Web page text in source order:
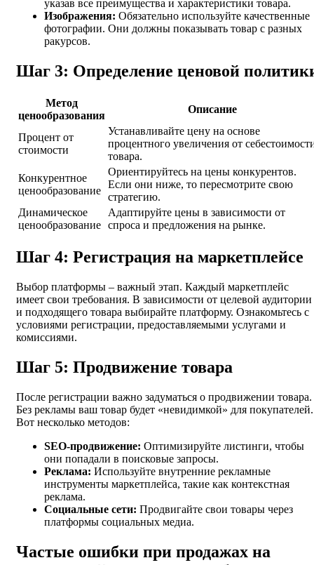
указав все преимущества и характеристики товара.
Изображения: Обязательно используйте качественные
фотографии. Они должны показывать товар с разных
ракурсов.
Шаг 3: Определение ценовой
Метод
ценообразования
Описание
Процент от
стоимости
Устанавливайте цену на основе
процентного увеличения от
товара.
Конкурентное
ценообразование
Ориентируйтесь на цены конкурентов.
Если они ниже, то пересмотрите свою
стратегию.
Динамическое
ценообразование
Адаптируйте цены в зависимости от
спроса и предложения на рынке.
Шаг 4: Регистрация на маркетплейсе
Выбор платформы – важный этап. Каждый маркетплейс
имеет свои требования. В зависимости от целевой аудитории
и подходящего товара выбирайте платформу. Ознакомьтесь с
условиями регистрации, предоставляемыми услугами и
комиссиями.
Шаг 5: Продвижение товара
После регистрации важно задуматься о продвижении товара.
Без рекламы ваш товар будет «невидимкой» для покупателей.
Вот несколько методов:
SEO-продвижение: Оптимизируйте листинги, чтобы
они попадали в поисковые запросы.
Реклама: Используйте внутренние рекламные
инструменты маркетплейса, такие как контекстная
реклама.
Социальные сети: Продвигайте свои товары через
платформы социальных медиа.
Частые ошибки при продажах на